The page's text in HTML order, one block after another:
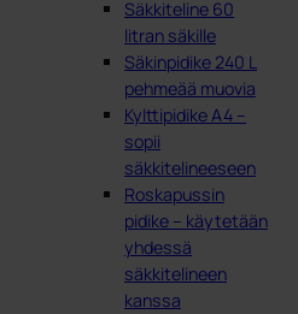
Säkkiteline 60
litran säkille
Säkinpidike 240 L
pehmeää muovia
Kylttipidike A4 –
sopii
säkkitelineeseen
Roskapussin
pidike – käytetään
yhdessä
säkkitelineen
kanssa